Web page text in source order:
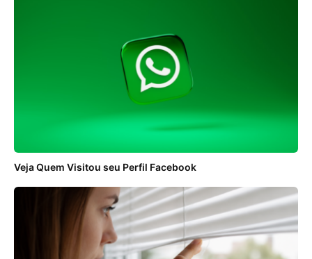
Veja Quem Visitou seu Perfil Facebook